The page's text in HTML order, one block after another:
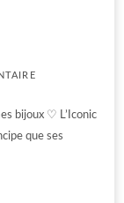
bijoux ♡ L’Iconic
que ses